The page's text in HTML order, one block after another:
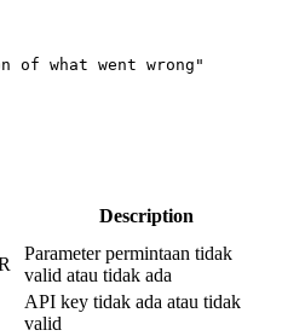
of what went wrong"
Description
Parameter permintaan tidak
valid atau tidak ada
API key tidak ada atau tidak
valid